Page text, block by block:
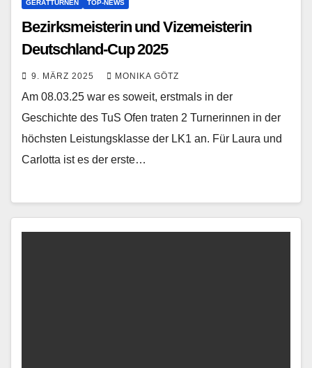
GERÄTTURNEN TOP-NEWS
Bezirksmeisterin und Vizemeisterin
Deutschland-Cup 2025
9. MÄRZ 2025 MONIKA GÖTZ
Am 08.03.25 war es soweit, erstmals in der
Geschichte des TuS Ofen traten 2 Turnerinnen in der
höchsten Leistungsklasse der LK1 an. Für Laura und
Carlotta ist es der erste…